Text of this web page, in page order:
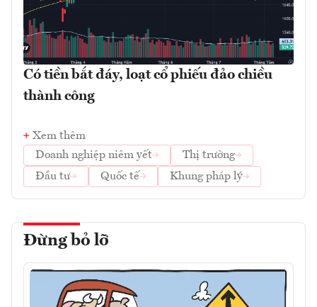
Có tiền bắt đáy, loạt cổ phiếu đảo chiều
thành công
Xem thêm
Doanh nghiệp niêm yết
Thị trường
Đầu tư
Quốc tế Khung pháp lý
Đừng bỏ lỡ